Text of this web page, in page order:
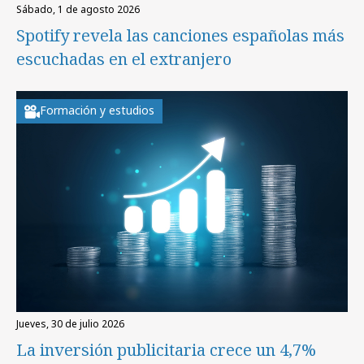
sábado, 1 de agosto 2026
Spotify revela las canciones españolas más
escuchadas en el extranjero
Formación y estudios
jueves, 30 de julio 2026
La inversión publicitaria crece un 4,7%